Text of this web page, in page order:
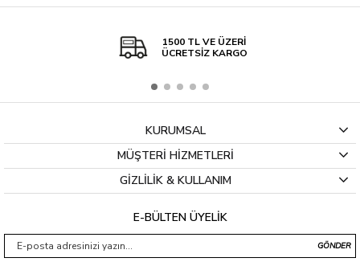
1500 TL VE ÜZERİ
ÜCRETSİZ KARGO
KURUMSAL
MÜŞTERİ HİZMETLERİ
GİZLİLİK & KULLANIM
E-BÜLTEN ÜYELİK
GÖNDER